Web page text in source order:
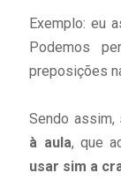
Exemplo: eu
Podemos
preposições
Sendo assim,
à aula, que
usar sim a